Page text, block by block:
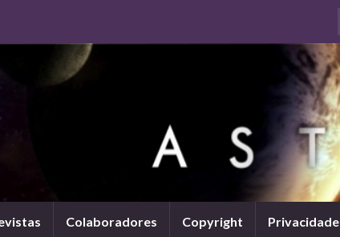
Colaboradores Copyright Privacidade